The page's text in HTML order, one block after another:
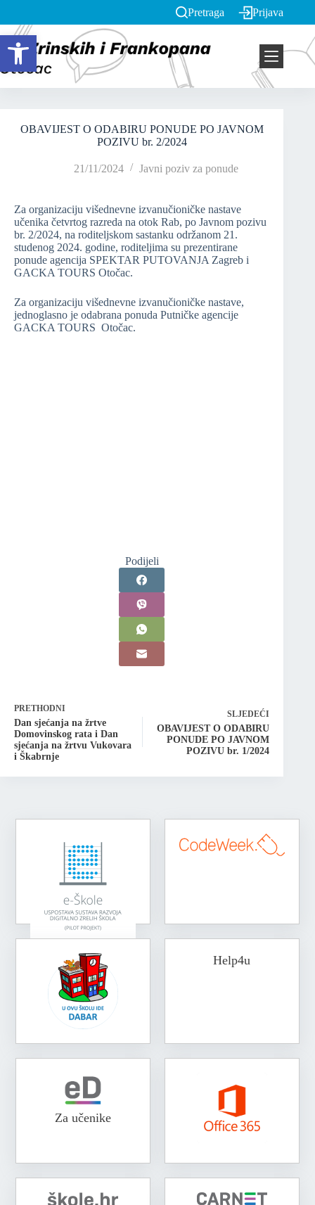
Open toolbar
Pretraga Prijava
OBAVIJEST O ODABIRU PONUDE PO JAVNOM
POZIVU br. 2/2024
21/11/2024 Javni poziv za ponude
Za organizaciju višednevne izvanučioničke nastave
učenika četvrtog razreda na otok Rab, po Javnom pozivu
br. 2/2024, na roditeljskom sastanku održanom 21.
studenog 2024. godine, roditeljima su prezentirane
ponude agencija SPEKTAR PUTOVANJA Zagreb i
GACKA TOURS Otočac.
Za organizaciju višednevne izvanučioničke nastave,
jednoglasno je odabrana ponuda Putničke agencije
GACKA TOURS Otočac.
Podijeli
PRETHODNI
Dan sjećanja na žrtve
Domovinskog rata i Dan
sjećanja na žrtvu Vukovara
i Škabrnje
SLJEDEĆI
OBAVIJEST O ODABIRU
PONUDE PO JAVNOM
POZIVU br. 1/2024
Help4u
Za učenike